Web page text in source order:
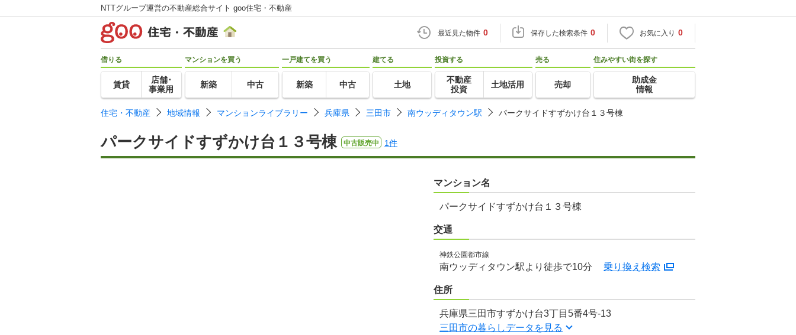
NTTグループ運営の不動産総合サイト goo住宅・不動産
最近見た物件 0 保存した検索条件 0 お気に入り 0
借りる
賃貸
店舗･
事業用
マンションを買う
新築 中古
一戸建てを買う
新築 中古
建てる
土地
投資する
不動産
投資
土地活用
売る
売却
住みやすい街を探す
助成金
情報
住宅・不動産 地域情報 マンションライブラリー 兵庫県 三田市 南ウッディタウン駅 パークサイドすずかけ台１３号棟
パークサイドすずかけ台１３号棟 中古販売中 1件
マンション名
パークサイドすずかけ台１３号棟
交通
神鉄公園都市線
南ウッディタウン駅より徒歩で10分 乗り換え検索
住所
兵庫県三田市すずかけ台3丁目5番4号-13
三田市の暮らしデータを見る